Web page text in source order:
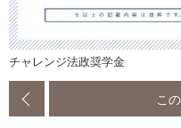
チャレンジ法政奨学金
こ